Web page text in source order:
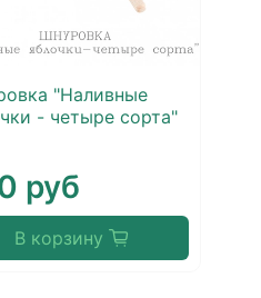
"Наливные
- четыре сорта"
руб
В корзину